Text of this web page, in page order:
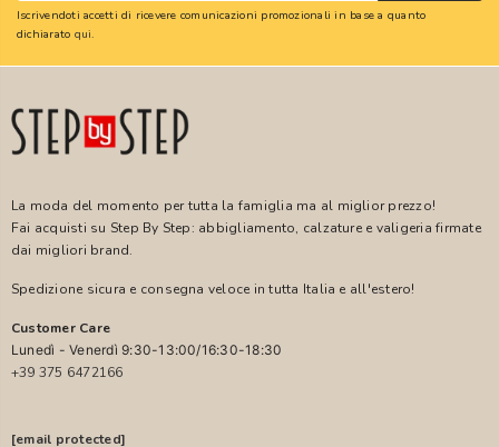
Iscrivendoti accetti di ricevere comunicazioni promozionali in base a quanto
dichiarato qui.
La moda del momento per tutta la famiglia ma al miglior prezzo!
Fai acquisti su Step By Step: abbigliamento, calzature e valigeria firmate
dai migliori brand.
Spedizione sicura e consegna veloce in tutta Italia e all'estero!
Customer Care
Lunedì - Venerdì 9:30-13:00/16:30-18:30
+39 375 6472166
[email protected]